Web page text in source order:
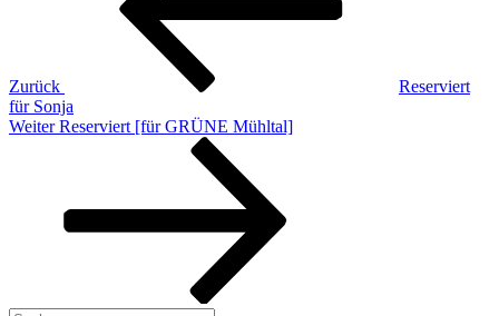
Zurück
Reserviert
für Sonja
Nächster
Weiter Reserviert [für GRÜNE Mühltal]